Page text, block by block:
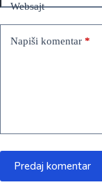
Websajt
Napiši komentar *
Predaj komentar